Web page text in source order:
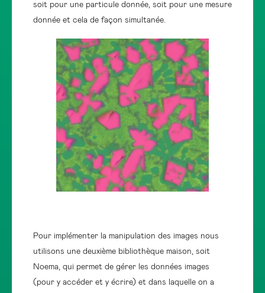
soit pour une particule donnée, soit pour une mesure
donnée et cela de façon simultanée.
Pour implémenter la manipulation des images nous
utilisons une deuxième bibliothèque maison, soit
Noema, qui permet de gérer les données images
(pour y accéder et y écrire) et dans laquelle on a